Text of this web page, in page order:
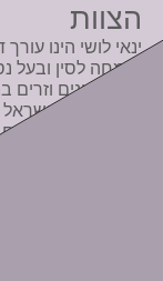
הצוות
ינאי לושי הינו עורך
מומחה לסין ובעל
גופים סינים
ובעסקיהם בישראל
ישראלים
סינית ובעל
קרוא וכתוב),
אזרחי ומסחרי